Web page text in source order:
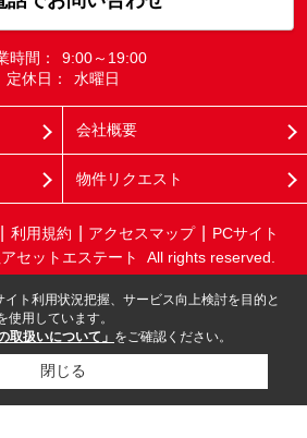
時間：
9:00～19:00
定休日：
水曜日
会社概要
物件リクエスト
利用規約 アクセスマップ
PCサイト
セットエステート All rights reserved.
ト利用状況把握、サービス向上検討を目的と
用しています。
取扱いについて」 をご確認ください。
閉じる